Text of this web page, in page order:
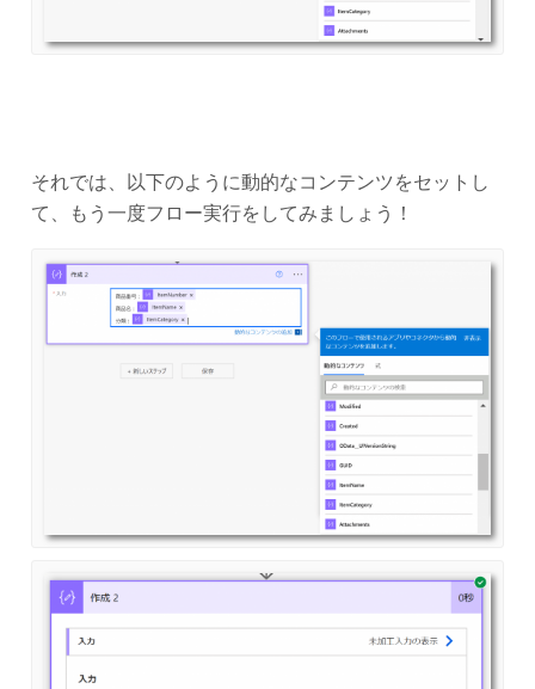
それでは、以下のように動的なコンテンツをセットし
て、もう一度フロー実行をしてみましょう！